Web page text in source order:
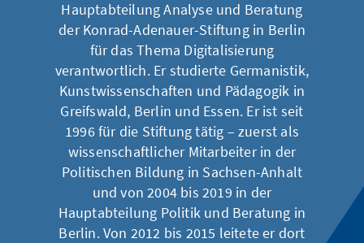
Hauptabteilung Analyse und Beratung
der Konrad-Adenauer-Stiftung in Berlin
für das Thema Digitalisierung
verantwortlich. Er studierte Germanistik,
Kunstwissenschaften und Pädagogik in
Greifswald, Berlin und Essen. Er ist seit
1996 für die Stiftung tätig – zuerst als
wissenschaftlicher Mitarbeiter in der
Politischen Bildung in Sachsen-Anhalt
und von 2004 bis 2019 in der
Hauptabteilung Politik und Beratung in
Berlin. Von 2012 bis 2015 leitete er dort